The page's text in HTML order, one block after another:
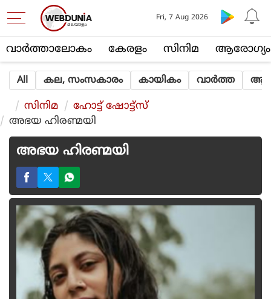
വാര്‍ത്താലോകം കേരളം സിനിമ ആരോഗ്യം
Fri, 7 Aug 2026
All കല, സംസകാരം കായികം വാര്‍ത്ത
സിനിമ
ഹോട്ട് ഷോട്ട്‌സ്
അഭയ ഹിരണ്മയി
അഭയ ഹിരണ്മയി